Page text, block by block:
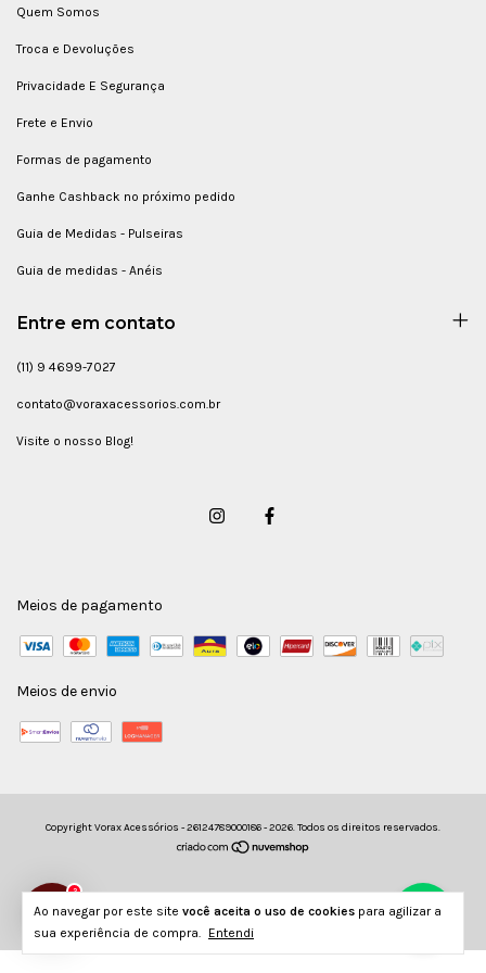
Ao navegar por este site você aceita o uso de cookies para agilizar a
sua experiência de compra. Entendi
Quem Somos
Troca e Devoluções
Privacidade E Segurança
Frete e Envio
Formas de pagamento
Ganhe Cashback no próximo pedido
Guia de Medidas - Pulseiras
Guia de medidas - Anéis
Entre em contato
(11) 9 4699-7027
contato@voraxacessorios.com.br
Visite o nosso Blog!
Meios de pagamento
Meios de envio
Copyright Vorax Acessórios - 26124789000186 - 2026. Todos os direitos reservados.
2